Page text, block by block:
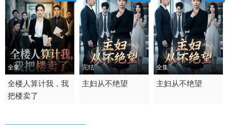
全集
2026 / 中国大陆 /
短剧 现代都市 国产
全楼人算计我，我
把楼卖了
完结
2026 / 中国大陆 /
主妇从不绝望
全集
2026 / 中国大陆 /
主妇从不绝望